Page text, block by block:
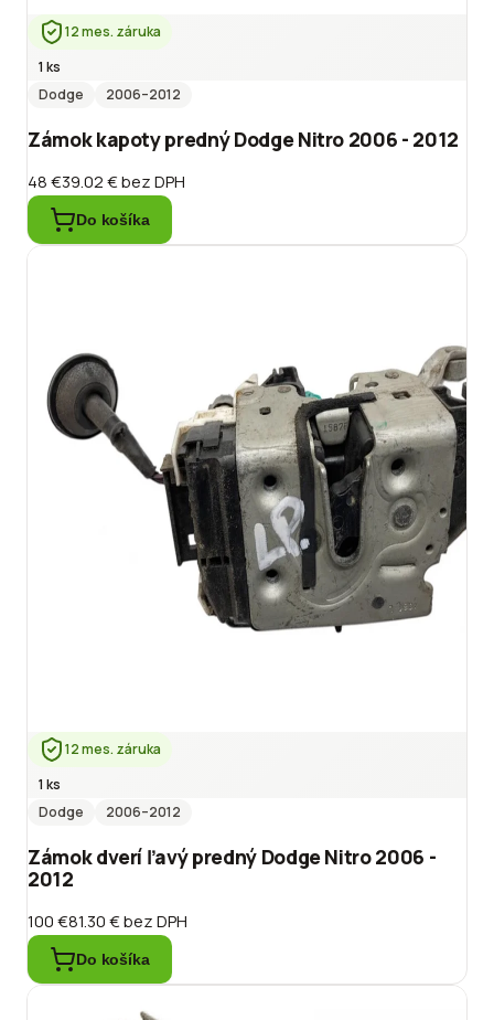
12 mes. záruka
1 ks
Dodge
2006–2012
Zámok kapoty predný Dodge Nitro 2006 - 2012
48 €39.02 €bez DPH
Do košíka
12 mes. záruka
1 ks
Dodge
2006–2012
Zámok dverí ľavý predný Dodge Nitro 2006 -
2012
100 €81.30 €bez DPH
Do košíka